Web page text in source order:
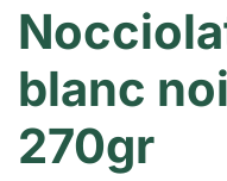
blanc
270gr